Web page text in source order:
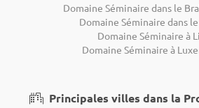
Domaine Séminaire dans le
Domaine Séminaire dans
Domaine Séminaire à
Domaine Séminaire à
Principales villes dans la